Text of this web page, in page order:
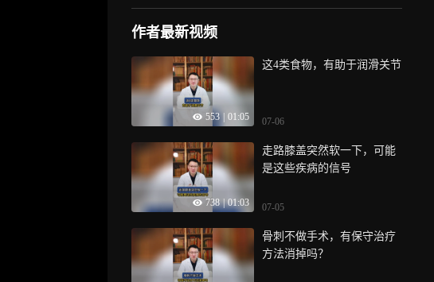
作者最新视频
553 01:05
这4类食物，有助于润滑关节
07-06
738 | 01:03
走路膝盖突然软一下，可能
是这些疾病的信号
07-05
骨刺不做手术，有保守治疗
方法消掉吗？